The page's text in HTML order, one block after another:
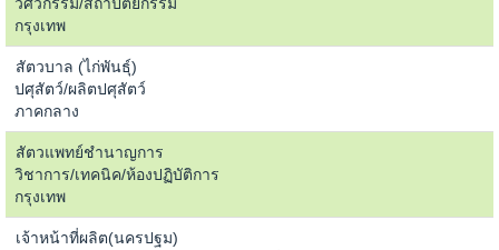
กรุงเทพ
สัตวบาล (ไก่พันธุ์)
ปศุสัตว์/ผลิตปศุสัตว์
ภาคกลาง
สัตวแพทย์ชำนาญการ
วิชาการ/เทคนิค/ห้องปฏิบัติการ
กรุงเทพ
เจ้าหน้าที่ผลิต(นครปฐม)